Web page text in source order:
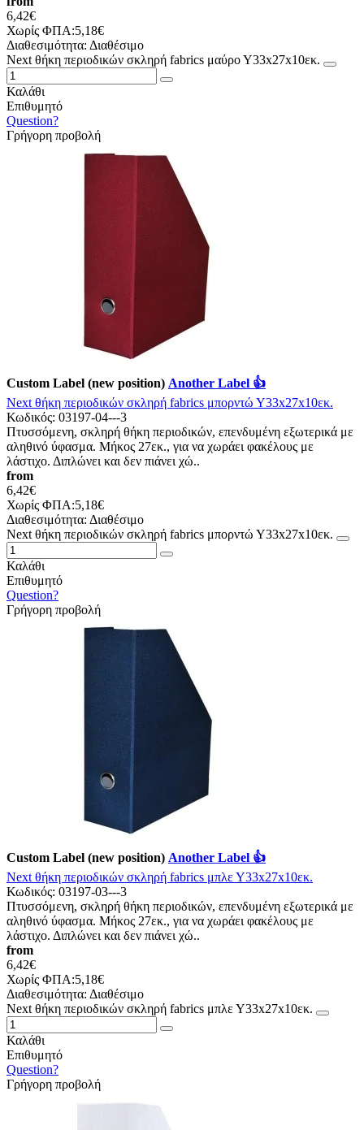
6,42€
Χωρίς ΦΠΑ:5,18€
Διαθεσιμότητα: Διαθέσιμο
Νext θήκη περιοδικών σκληρή fabrics μαύρο Υ33x27x10εκ.
Καλάθι
Επιθυμητό
Question?
Γρήγορη προβολή
Custom Label (new position) Another Label 👍
Νext θήκη περιοδικών σκληρή fabrics μπορντώ Υ33x27x10εκ.
Κωδικός: 03197-04---3
Πτυσσόμενη, σκληρή θήκη περιοδικών, επενδυμένη εξωτερικά με
αληθινό ύφασμα. Μήκος 27εκ., για να χωράει φακέλους με
λάστιχο. Διπλώνει και δεν πιάνει χώ..
from
6,42€
Χωρίς ΦΠΑ:5,18€
Διαθεσιμότητα: Διαθέσιμο
Νext θήκη περιοδικών σκληρή fabrics μπορντώ Υ33x27x10εκ.
Καλάθι
Επιθυμητό
Question?
Γρήγορη προβολή
Custom Label (new position) Another Label 👍
Νext θήκη περιοδικών σκληρή fabrics μπλε Υ33x27x10εκ.
Κωδικός: 03197-03---3
Πτυσσόμενη, σκληρή θήκη περιοδικών, επενδυμένη εξωτερικά με
αληθινό ύφασμα. Μήκος 27εκ., για να χωράει φακέλους με
λάστιχο. Διπλώνει και δεν πιάνει χώ..
from
6,42€
Χωρίς ΦΠΑ:5,18€
Διαθεσιμότητα: Διαθέσιμο
Νext θήκη περιοδικών σκληρή fabrics μπλε Υ33x27x10εκ.
Καλάθι
Επιθυμητό
Question?
Γρήγορη προβολή